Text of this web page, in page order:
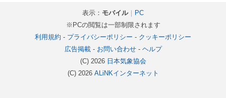
表示： モバイル｜
PC
※PCの閲覧は一部制限されます
利用規約 - プライバシーポリシー - クッキーポリシー
広告掲載- お問い合わせ- ヘルプ
(C) 2026 日本気象協会
(C) 2026 ALiNKインターネット